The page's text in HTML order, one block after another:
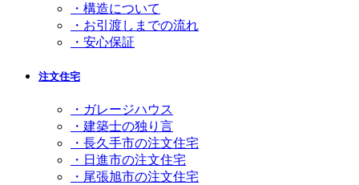
・構造について
・お引渡しまでの流れ
・安心保証
注文住宅
・ガレージハウス
・建築士の独り言
・長久手市の注文住宅
・日進市の注文住宅
・尾張旭市の注文住宅